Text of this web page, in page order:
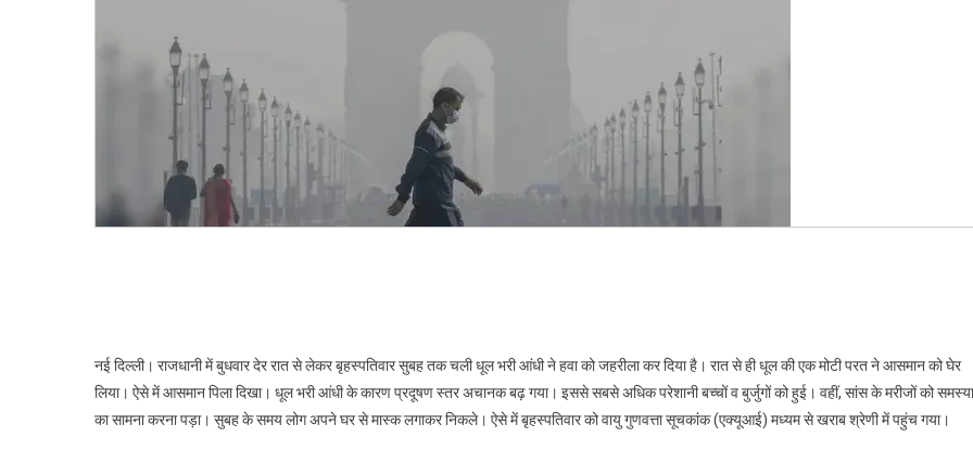
सांस
रोगी
परेशान
नई दिल्ली। राजधानी में बुधवार देर रात से लेकर बृहस्पतिवार सुबह तक चली धूल भरी आंधी ने हवा को जहरीला कर दिया है। रात से ही धूल की एक मोटी परत ने आसमान को घेर
लिया। ऐसे में आसमान पिला दिखा। धूल भरी आंधी के कारण प्रदूषण स्तर अचानक बढ़ गया। इससे सबसे अधिक परेशानी बच्चों व बुर्जुगों को हुई। वहीं, सांस के मरीजों को समस्या
का सामना करना पड़ा। सुबह के समय लोग अपने घर से मास्क लगाकर निकले। ऐसे में बृहस्पतिवार को वायु गुणवत्ता सूचकांक (एक्यूआई) मध्यम से खराब श्रेणी में पहुंच गया।